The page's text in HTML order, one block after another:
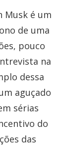
Musk é um
de uma
pouco
na
dessa
aguçado
sérias
do
das